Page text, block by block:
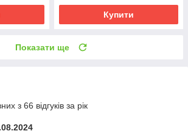
Купити
Показати ще
з 66 відгуків за рік